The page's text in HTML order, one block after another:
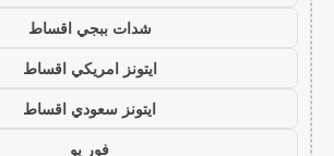
شدات ببجي اقساط
ايتونز امريكي اقساط
ايتونز سعودي اقساط
فور يو